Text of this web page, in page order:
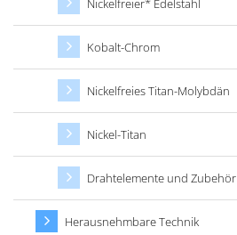
Nickelfreier* Edelstahl
Kobalt-Chrom
Nickelfreies Titan-Molybdän
Nickel-Titan
Drahtelemente und Zubehör
Herausnehmbare Technik